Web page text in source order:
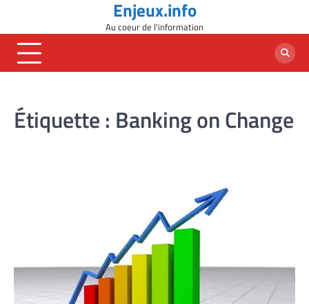
content
Enjeux.info
Au coeur de l'information
Étiquette : Banking on Change